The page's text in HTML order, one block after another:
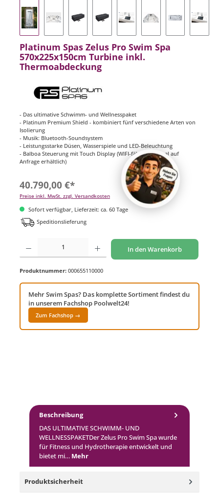
Platinum Spas Zelus Pro Swim Spa
570x225x150cm Turbine inkl.
Thermoabdeckung
- Das ultimative Schwimm- und Wellnesspaket
- Platinum Premium Shield - kombiniert fünf verschiedene Arten von
Isolierung
- Musik: Bluetooth-Soundsystem
- Leistungsstarke Düsen, Wasserspiele und LED-Beleuchtung
- Balboa Steuerung mit Touch Display (WIFI-fähig. Optional auf
Anfrage erhältlich)
40.790,00 €*
Preise inkl. MwSt. zzgl. Versandkosten
Sofort verfügbar, Lieferzeit: ca. 60 Tage
Speditionslieferung
Produkt Anzahl: Gib den gewünschten Wert ein oder benutze die Schaltflächen um
In den Warenkorb
Produktnummer: 000655110000
Mehr Swim Spas? Das komplette Sortiment findest du
in unserem Fachshop Poolwelt24!
Zum Fachshop →
Beschreibung
DAS ULTIMATIVE SCHWIMM- UND
WELLNESSPAKETDer Zelus Pro Swim Spa wurde
für Fitness und Hydrotherapie entwickelt und
bietet mi… Mehr
Produktsicherheit